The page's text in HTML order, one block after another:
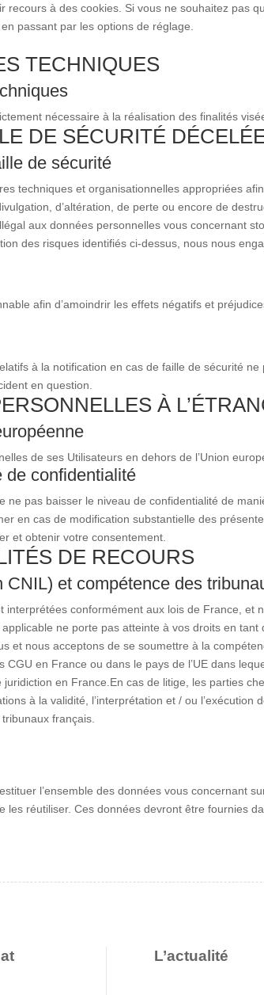
recours à des cookies. Si vous ne souhaitez pas
passant par les options de réglage.
TECHNIQUES
nécessaire à la réalisation des finalités
DE SÉCURITÉ
de sécurité
techniques et organisationnelles appropriées
d’altération, de perte ou encore de
aux données personnelles vous concernant
des risques identifiés ci-dessus, nous nous
afin d’amoindrir les effets négatifs et
à la notification en cas de faille de sécurité
en question.
À
de ses Utilisateurs en dehors de l’Union
de confidentialité
pas baisser le niveau de confidentialité de
en cas de modification substantielle des
et obtenir votre consentement.
DE RECOURS
et compétence des
conformément aux lois de France, et
ne porte pas atteinte à vos droits en
et nous acceptons de se soumettre à la
en France ou dans le pays de l’UE dans
en France. En cas de litige, les parties
à la validité, l’interprétation et / ou
français.
l’ensemble des données vous concernant
réutiliser. Ces données devront être fournies
L’actualité